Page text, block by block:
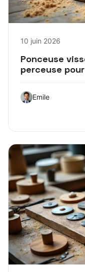
10 juin 2026
Ponceuse
perceuse
Emile